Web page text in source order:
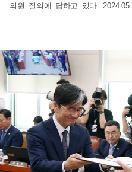
의원 질의에 답하고 있다.